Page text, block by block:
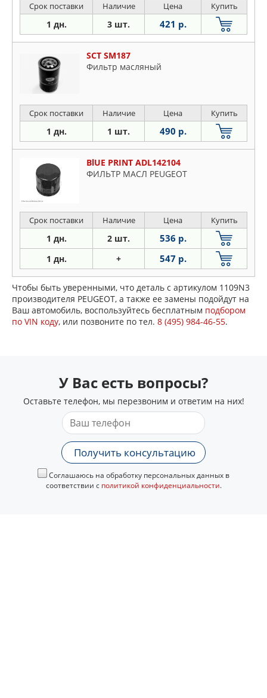
Срок поставки Наличие Цена Купить
1 дн. 3 шт. 421 р.
SCT SM187
Фильтр масляный
Срок поставки Наличие Цена Купить
1 дн. 1 шт. 490 р.
BlUE PRINT ADL142104
ФИЛЬТР МАСЛ PEUGEOT
Срок поставки Наличие Цена Купить
1 дн. 2 шт. 536 р.
1 дн. + 547 р.
Чтобы быть уверенными, что деталь с артикулом 1109N3
производителя PEUGEOT, а также ее замены подойдут на
Ваш автомобиль, воспользуйтесь бесплатным подбором
по VIN коду, или позвоните по тел. 8 (495) 984-46-55.
У Вас есть вопросы?
Оставьте телефон, мы перезвоним и ответим на них!
Получить консультацию
Соглашаюсь на обработку персональных данных в
соответствии с политикой конфиденциальности.